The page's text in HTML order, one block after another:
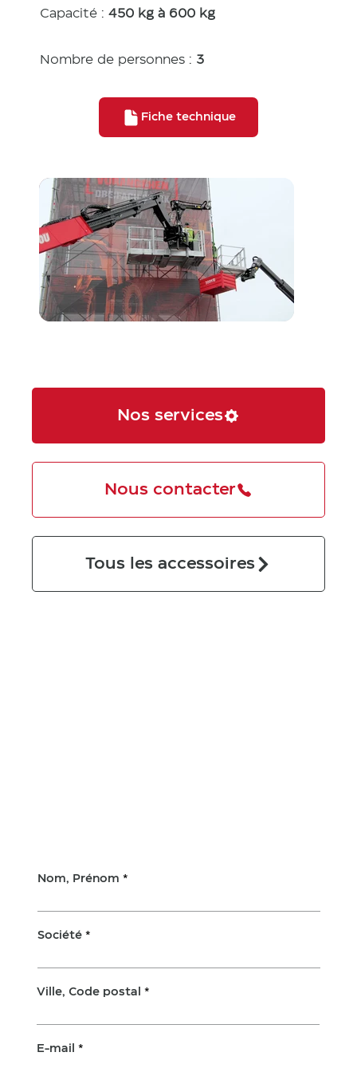
Capacité :450 kg à 600 kg
Nombre de personnes : 3
Fiche technique
Nos services
Nous contacter
Tous les accessoires
Nom, Prénom
Société
Ville, Code postal
E-mail